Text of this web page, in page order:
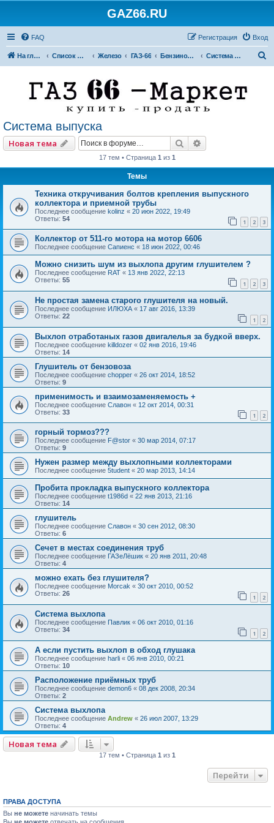
GAZ66.RU
FAQ Вход
Регистрация
На главную Список форумов Железо ГАЗ-66 Бензиновые двигатели Система выпуска
Система выпуска
Новая тема Поиск
17 тем • Страница 1 из 1
Темы
Техника откручивания болтов крепления выпускного
коллектора и приемной трубы
Последнее сообщение kolinz « 20 июн 2022, 19:49
Ответы: 54 1 2 3
Коллектор от 511-го мотора на мотор 6606
Последнее сообщение Сапиенс « 18 июн 2022, 00:46
Можно снизить шум из выхлопа другим глушителем ?
Последнее сообщение RAT « 13 янв 2022, 22:13
Ответы: 55 1 2 3
Не простая замена старого глушителя на новый.
Последнее сообщение ИЛЮХА « 17 авг 2016, 13:39
Ответы: 22 1 2
Выхлоп отработаных газов двигалелья за будкой вверх.
Последнее сообщение killdozer « 02 янв 2016, 19:46
Ответы: 14
Глушитель от бензовоза
Последнее сообщение chopper « 26 окт 2014, 18:52
Ответы: 9
применимость и взаимозаменяемость +
Последнее сообщение Славон « 12 окт 2014, 00:31
Ответы: 33 1 2
горный тормоз???
Последнее сообщение F@stor « 30 мар 2014, 07:17
Ответы: 9
Нужен размер между выхлопными коллекторами
Последнее сообщение 5tudent « 20 мар 2013, 14:14
Пробита прокладка выпускного коллектора
Последнее сообщение t1986d « 22 янв 2013, 21:16
Ответы: 14
глушитель
Последнее сообщение Славон « 30 сен 2012, 08:30
Ответы: 6
Сечет в местах соединения труб
Последнее сообщение ГАЗеЛёшик « 20 янв 2011, 20:48
Ответы: 4
можно ехать без глушителя?
Последнее сообщение Morcak « 30 окт 2010, 00:52
Ответы: 26 1 2
Система выхлопа
Последнее сообщение Павлик « 06 окт 2010, 01:16
Ответы: 34 1 2
А если пустить выхлоп в обход глушака
Последнее сообщение harli « 06 янв 2010, 00:21
Ответы: 10
Расположение приёмных труб
Последнее сообщение demon6 « 08 дек 2008, 20:34
Ответы: 2
Система выхлопа
Последнее сообщение Andrew « 26 июл 2007, 13:29
Ответы: 4
Новая тема
17 тем • Страница 1 из 1
Перейти
ПРАВА ДОСТУПА
Вы не можете начинать темы
Вы не можете отвечать на сообщения